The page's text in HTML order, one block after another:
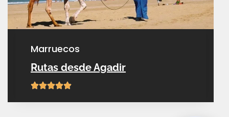
marruecos
Rutas desde Agadir